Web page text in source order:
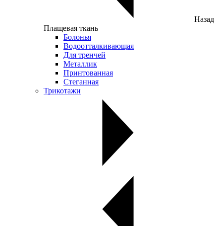
Назад
Плащевая ткань
Болонья
Водоотталкивающая
Для тренчей
Металлик
Принтованная
Стеганная
Трикотажи